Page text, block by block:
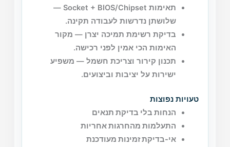
תאימות Socket + BIOS/Chipset —
שלושתן נדרשות לעבודה תקינה.
בדיקת רשימת תמיכה יצרן — מקור
האימות הכי אמין לפני רכישה.
תכנון קירור וצריכת חשמל — משפיע
ישירות על יציבות וביצועים.
טעויות נפוצות
הנחות בלי בדיקת תנאים
התעלמות מהחרגות אחריות
אי-בדיקת זמינות מעודכנת